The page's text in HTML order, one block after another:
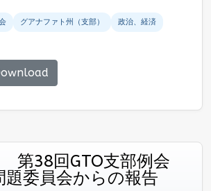
グアナファト州（支部） 政治、経済
第38回GTO支部例会
題委員会からの報告